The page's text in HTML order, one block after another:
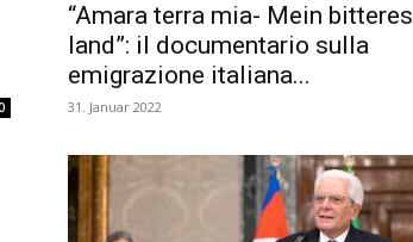
“Amara terra mia- Mein bitteres
land”: il documentario sulla
emigrazione italiana...
31. Januar 2022